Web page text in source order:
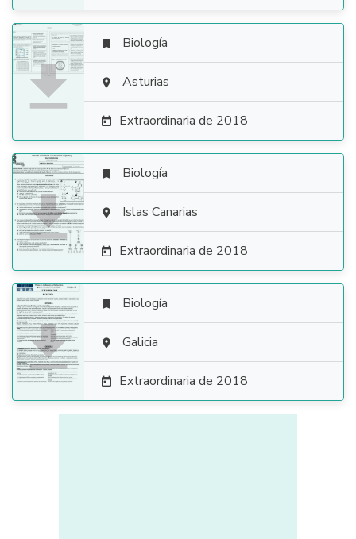

 Biología
 Asturias
 Extraordinaria de 2018

 Biología
 Islas Canarias
 Extraordinaria de 2018

 Biología
 Galicia
 Extraordinaria de 2018